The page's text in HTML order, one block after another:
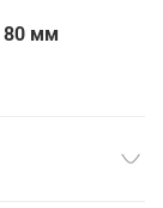
80 мм